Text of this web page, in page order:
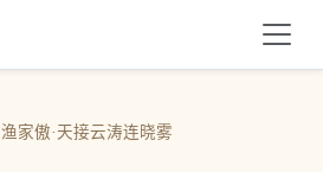
渔家傲·天接云涛连晓雾